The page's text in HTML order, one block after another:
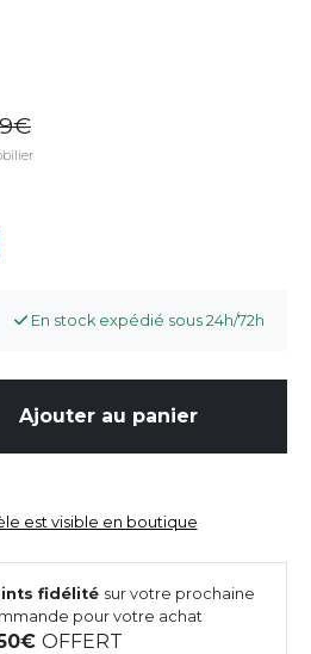
En stock expédié sous 24h/72h
Ajouter au panier
est visible en boutique
fidélité sur votre prochaine
pour votre achat
OFFERT